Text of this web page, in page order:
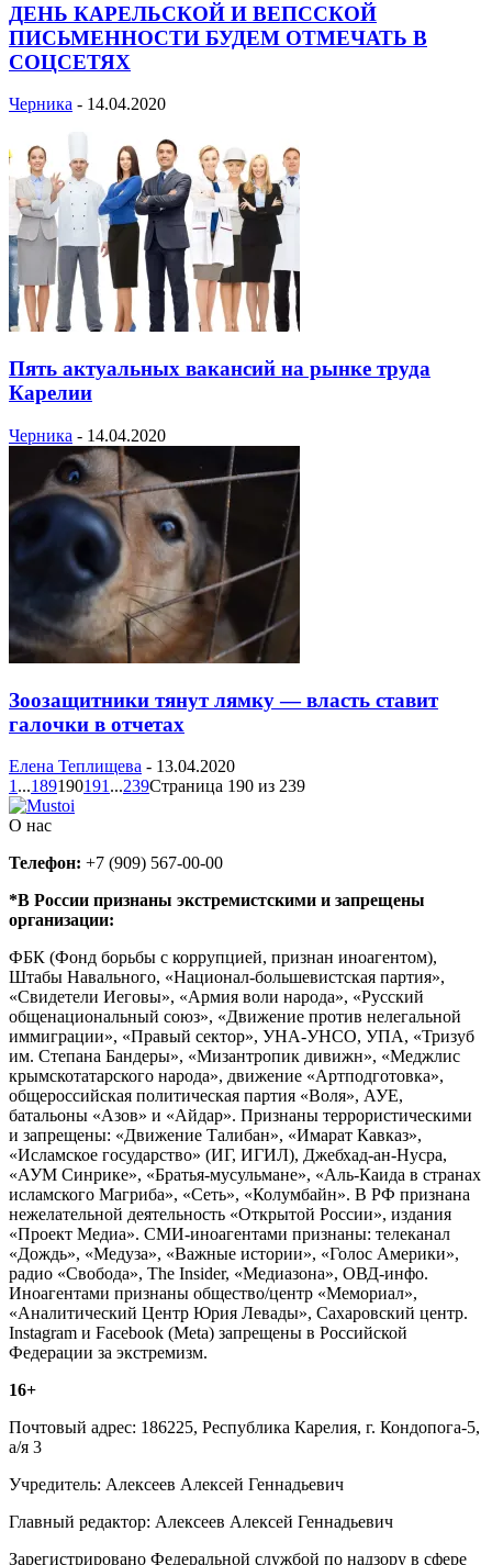
ДЕНЬ КАРЕЛЬСКОЙ И ВЕПССКОЙ
ПИСЬМЕННОСТИ БУДЕМ ОТМЕЧАТЬ В
СОЦСЕТЯХ
Черника - 14.04.2020
Пять актуальных вакансий на рынке труда
Карелии
Черника - 14.04.2020
Зоозащитники тянут лямку — власть ставит
галочки в отчетах
Елена Теплищева - 13.04.2020
1 ...189190191 ...239Страница 190 из 239
О нас
Телефон: +7 (909) 567-00-00
*В России признаны экстремистскими и запрещены
организации:
ФБК (Фонд борьбы с коррупцией, признан иноагентом),
Штабы Навального, «Национал-большевистская партия»,
«Свидетели Иеговы», «Армия воли народа», «Русский
общенациональный союз», «Движение против нелегальной
иммиграции», «Правый сектор», УНА-УНСО, УПА, «Тризуб
им. Степана Бандеры», «Мизантропик дивижн», «Меджлис
крымскотатарского народа», движение «Артподготовка»,
общероссийская политическая партия «Воля», АУЕ,
батальоны «Азов» и «Айдар». Признаны террористическими
и запрещены: «Движение Талибан», «Имарат Кавказ»,
«Исламское государство» (ИГ, ИГИЛ), Джебхад-ан-Нусра,
«АУМ Синрике», «Братья-мусульмане», «Аль-Каида в странах
исламского Магриба», «Сеть», «Колумбайн». В РФ признана
нежелательной деятельность «Открытой России», издания
«Проект Медиа». СМИ-иноагентами признаны: телеканал
«Дождь», «Медуза», «Важные истории», «Голос Америки»,
радио «Свобода», The Insider, «Медиазона», ОВД-инфо.
Иноагентами признаны общество/центр «Мемориал»,
«Аналитический Центр Юрия Левады», Сахаровский центр.
Instagram и Facebook (Metа) запрещены в Российской
Федерации за экстремизм.
16+
Почтовый адрес: 186225, Республика Карелия, г. Кондопога-5,
а/я 3
Учредитель: Алексеев Алексей Геннадьевич
Главный редактор: Алексеев Алексей Геннадьевич
Зарегистрировано Федеральной службой по надзору в сфере